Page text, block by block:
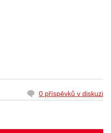
0 příspěvků v diskuzi